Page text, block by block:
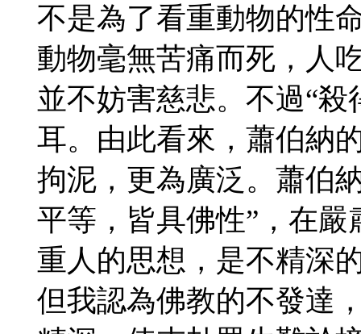
不是為了看重動物的性
動物毫無苦痛而死，人
並不妨害慈悲。不過“
耳。由此看來，蕭伯納
拘泥，更為廣泛。蕭伯
平等，皆具佛性”，在
重人的思想，是不精深
但我認為佛教的不發達